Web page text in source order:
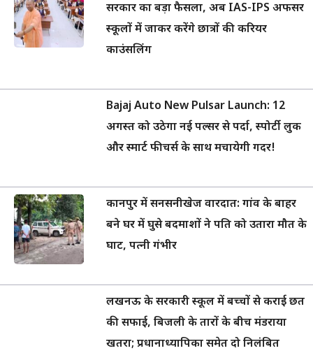
सरकार का बड़ा फैसला, अब IAS-IPS अफसर
स्कूलों में जाकर करेंगे छात्रों की करियर
काउंसलिंग
Bajaj Auto New Pulsar Launch: 12
अगस्त को उठेगा नई पल्सर से पर्दा, स्पोर्टी लुक
और स्मार्ट फीचर्स के साथ मचायेगी गदर!
कानपुर में सनसनीखेज वारदात: गांव के बाहर
बने घर में घुसे बदमाशों ने पति को उतारा मौत के
घाट, पत्नी गंभीर
लखनऊ के सरकारी स्कूल में बच्चों से कराई छत
की सफाई, बिजली के तारों के बीच मंडराया
खतरा; प्रधानाध्यापिका समेत दो निलंबित